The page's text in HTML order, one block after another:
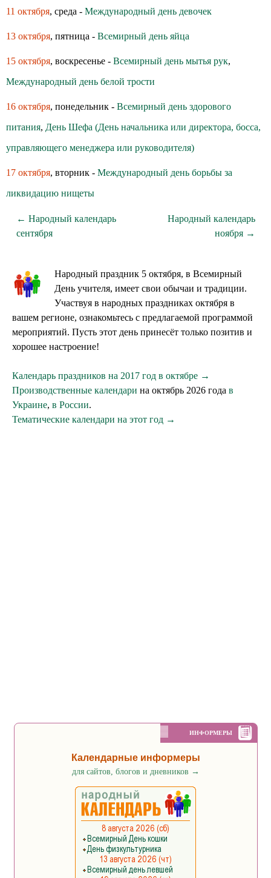
11 октября, среда - Международный день девочек
13 октября, пятница - Всемирный день яйца
15 октября, воскресенье - Всемирный день мытья рук,
Международный день белой трости
16 октября, понедельник - Всемирный день здoрoвoгo
питания, День Шефа (День начальника или директора, босса,
управляющего менеджера или руководителя)
17 октября, вторник - Международный день борьбы за
ликвидацию нищеты
← Народный календарь
сентября
Народный календарь
ноября →
Народный праздник 5 октября, в Всемирный
День учителя, имеет свои обычаи и традиции.
Участвуя в народных праздниках октября в
вашем регионе, ознакомьтесь с предлагаемой программой
мероприятий. Пусть этот день принесёт только позитив и
хорошее настроение!
Календарь праздников на 2017 год в октябре →
Производственные календари на октябрь 2026 года в
Украине, в России.
Тематические календари на этот год →
ИНФОРМЕРЫ
Календарные информеры
для сайтов, блогов и дневников →